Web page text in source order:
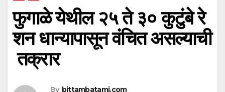
फुगाळे येथील २५ ते ३० कुटुंबे रे
शन धान्यापासून वंचित असल्याची
तक्रार
By bittambatami.com